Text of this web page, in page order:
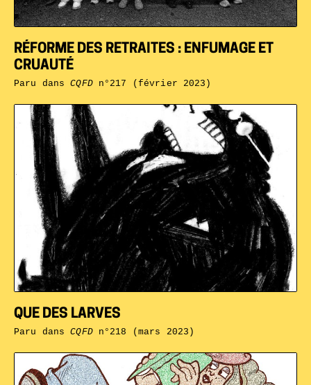
QUE DES LARVES
Paru dansCQFDn°218 (mars 2023)
RÉFORME DES RETRAITES : ENFUMAGE ET
CRUAUTÉ
Paru dansCQFDn°217 (février 2023)